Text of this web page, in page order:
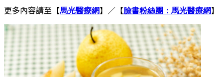
更多內容請至 【馬光醫療網】／【臉書粉絲團：馬光醫療網】